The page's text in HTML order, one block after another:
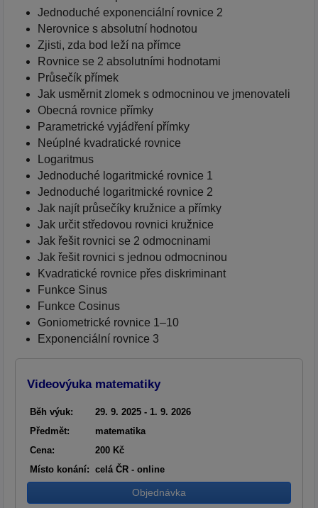
Jednoduché exponenciální rovnice 2
Nerovnice s absolutní hodnotou
Zjisti, zda bod leží na přímce
Rovnice se 2 absolutními hodnotami
Průsečík přímek
Jak usměrnit zlomek s odmocninou ve jmenovateli
Obecná rovnice přímky
Parametrické vyjádření přímky
Neúplné kvadratické rovnice
Logaritmus
Jednoduché logaritmické rovnice 1
Jednoduché logaritmické rovnice 2
Jak najít průsečíky kružnice a přímky
Jak určit středovou rovnici kružnice
Jak řešit rovnici se 2 odmocninami
Jak řešit rovnici s jednou odmocninou
Kvadratické rovnice přes diskriminant
Funkce Sinus
Funkce Cosinus
Goniometrické rovnice 1–10
Exponenciální rovnice 3
Videovýuka matematiky
Běh výuk:
29. 9. 2025 - 1. 9. 2026
Předmět:
matematika
Cena:
200 Kč
Místo konání: celá ČR - online
Objednávka